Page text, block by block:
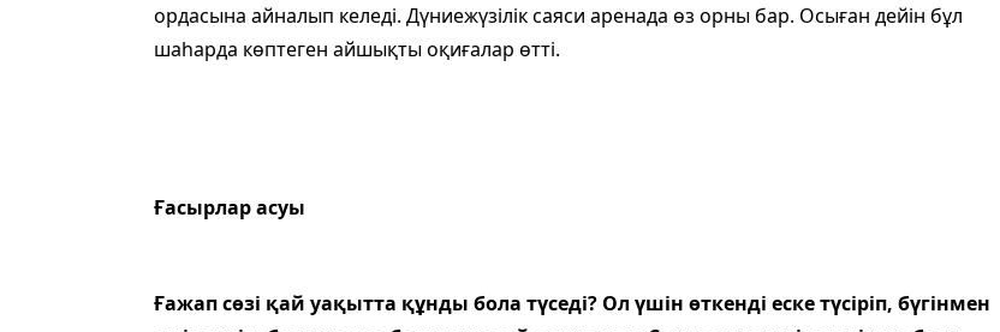
ордасына айналып келеді. Дүниежүзілік сая­си аренада өз орны бар. Осыған дейін бұл
шаһарда көптеген айшықты оқиғалар өтті.
Ғасырлар асуы
Ғажап сөзі қай уақытта құнды бола түседі? Ол үшін өткенді еске түсіріп, бүгін­мен